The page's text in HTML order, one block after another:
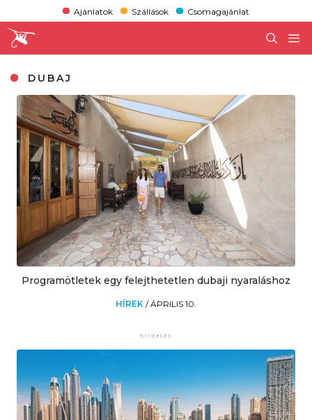
Ajánlatok Szállások Csomagajánlat
DUBAJ
Programötletek egy felejthetetlen dubaji nyaraláshoz
HÍREK /ÁPRILIS 10.